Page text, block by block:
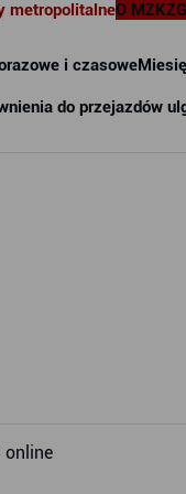
metropolitalne
i czasowe
do przejazdów
O MZKZG
online